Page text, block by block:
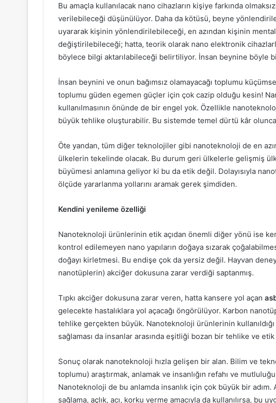
Bu amaçla kullanılacak nano cihazların kişiye farkında
verilebileceği düşünülüyor. Daha da kötüsü, beyne
uyararak kişinin yönlendirilebileceği, en azından kişinin
değiştirilebileceği; hatta, teorik olarak nano elektronik
böylece bilgi aktarılabileceği belirtiliyor. İnsan beynine böyle
İnsan beynini ve onun bağımsız olamayacağı toplumu
toplumu güden egemen güçler için çok cazip olduğu kesin!
kullanılmasının önünde de bir engel yok. Özellikle
büyük tehlike oluşturabilir. Bu sistemde temel dürtü kâr
Öte yandan, tüm diğer teknolojiler gibi nanoteknoloji de en
ülkelerin tekelinde olacak. Bu durum geri ülkelerle gelişmiş
büyümesi anlamına geliyor ki bu da etik değil. Dolayısıyla
ölçüde yararlanma yollarını aramak gerek şimdiden.
Kendini yenileme özelliği
Nanoteknoloji ürünlerinin etik açıdan önemli diğer yönü ise
kontrol edilemeyen nano yapıların doğaya sızarak
doğayı kirletmesi. Bu endişe çok da yersiz değil. Hayvan
nanotüplerin) akciğer dokusuna zarar verdiği saptanmış.
Tıpkı akciğer dokusuna zarar veren, hatta kansere yol açan
gelecekte hastalıklara yol açacağı öngörülüyor. Karbon
tehlike gerçekten büyük. Nanoteknoloji ürünlerinin
sağlaması da insanlar arasında eşitliği bozan bir tehlike ve
Sonuç olarak nanoteknoloji hızla gelişen bir alan. Bilim ve
toplumu) araştırmak, anlamak ve insanlığın refahı ve
Nanoteknoloji de bu anlamda insanlık için çok büyük bir
sağlama, açlık, acı, korku verme amacıyla da kullanılırsa, bu